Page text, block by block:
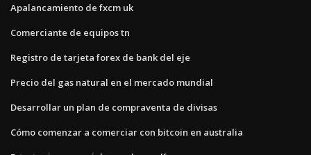
Apalancamiento de fxcm uk
Comerciante de equipos tn
Registro de tarjeta forex de bank del eje
Precio del gas natural en el mercado mundial
Desarrollar un plan de compraventa de divisas
Cómo comenzar a comerciar con bitcoin en australia